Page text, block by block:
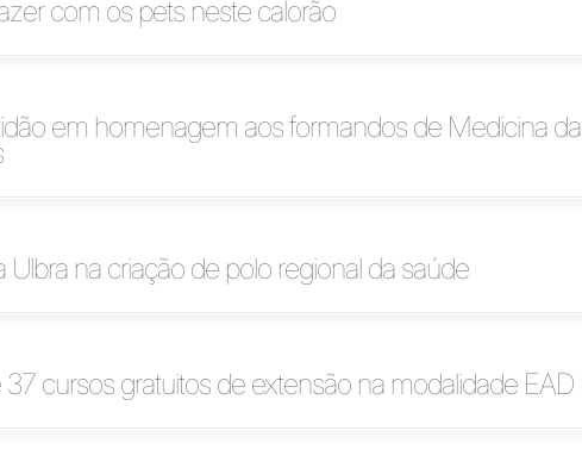
com os pets neste calorão
em homenagem aos formandos de Medicina da
Ulbra na criação de polo regional da saúde
37 cursos gratuitos de extensão na modalidade EAD